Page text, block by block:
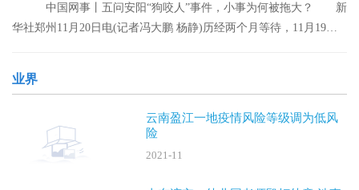
中国网事丨五问安阳“狗咬人”事件，小事为何被拖大？ 新
华社郑州11月20日电(记者冯大鹏 杨静)历经两个月等待，11月19日
业界
云南盈江一地疫情风险等级调为低风
险
2021-11